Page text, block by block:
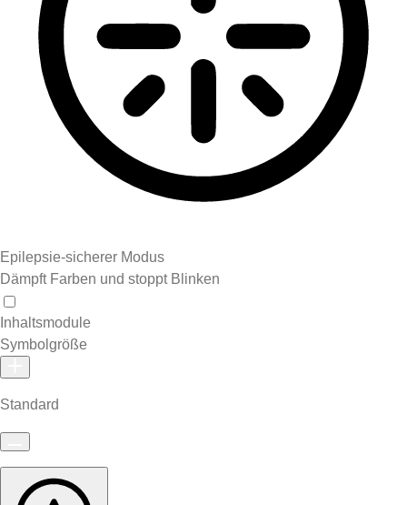
Epilepsie-sicherer Modus
Dämpft Farben und stoppt Blinken
Inhaltsmodule
Symbolgröße
Standard